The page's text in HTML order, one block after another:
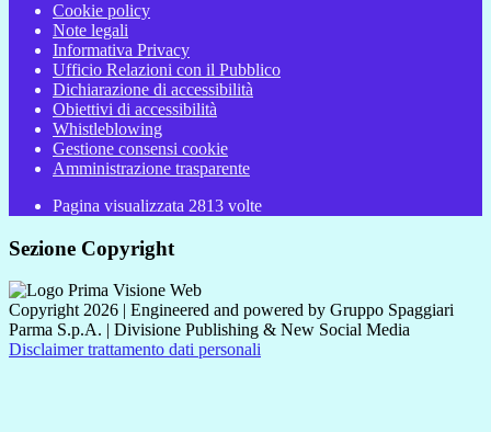
Cookie policy
Note legali
Informativa Privacy
Ufficio Relazioni con il Pubblico
Dichiarazione di accessibilità
Obiettivi di accessibilità
Whistleblowing
Gestione consensi cookie
Amministrazione trasparente
Pagina visualizzata 2813 volte
Sezione Copyright
Copyright 2026 | Engineered and powered by Gruppo Spaggiari
Parma S.p.A. | Divisione Publishing & New Social Media
Disclaimer trattamento dati personali